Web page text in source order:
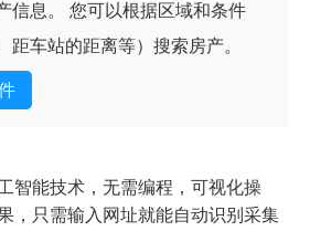
信息。 您可以根据区域和条件
距车站的距离等）搜索房产。
智能技术，无需编程，可视化操
，只需输入网址就能自动识别采集